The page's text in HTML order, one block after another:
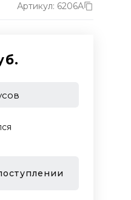
Артикул: 6206A